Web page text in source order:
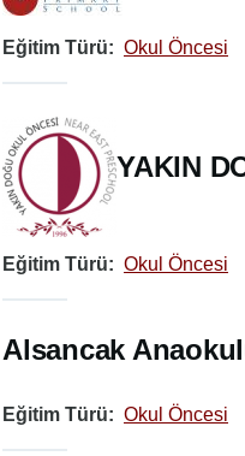
Eğitim Türü Okul Öncesi
YAKIN
Eğitim Türü Okul Öncesi
Alsancak
Eğitim Türü Okul Öncesi